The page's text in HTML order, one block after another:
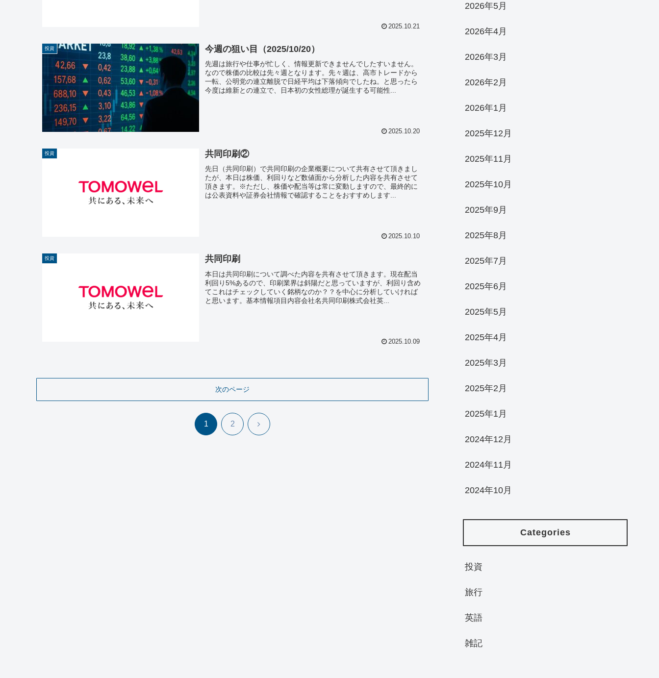
2025.10.21
投資 今週の狙い目（2025/10/20）
先週は旅行や仕事が忙しく、情報更新できませんでしたすいません。
なので株価の比較は先々週となります。先々週は、高市トレードから
一転、公明党の連立離脱で日経平均は下落傾向でしたね。と思ったら
今度は維新との連立で、日本初の女性総理が誕生する可能性...
2025.10.20
投資 共同印刷②
先日（共同印刷）で共同印刷の企業概要について共有させて頂きまし
たが、本日は株価、利回りなど数値面から分析した内容を共有させて
頂きます。※ただし、株価や配当等は常に変動しますので、最終的に
は公表資料や証券会社情報で確認することをおすすめします...
2025.10.10
投資 共同印刷
本日は共同印刷について調べた内容を共有させて頂きます。現在配当
利回り5%あるので、印刷業界は斜陽だと思っていますが、利回り含め
てこれはチェックしていく銘柄なのか？？を中心に分析していければ
と思います。基本情報項目内容会社名共同印刷株式会社英...
2025.10.09
次のページ
1 2 次
2026年5月
2026年4月
2026年3月
2026年2月
2026年1月
2025年12月
2025年11月
2025年10月
2025年9月
2025年8月
2025年7月
2025年6月
2025年5月
2025年4月
2025年3月
2025年2月
2025年1月
2024年12月
2024年11月
2024年10月
Categories
投資
旅行
英語
雑記